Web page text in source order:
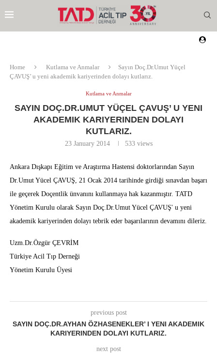
Home Kutlama ve Anmalar
Sayın Doç.Dr.Umut Yüçel
ÇAVUŞ’ u yeni akademik kariyerinden dolayı kutlarız.
Kutlama ve Anmalar
SAYIN DOÇ.DR.UMUT YÜÇEL ÇAVUŞ’ U YENI
AKADEMIK KARIYERINDEN DOLAYI
KUTLARIZ.
23 January 2014 533views
Ankara Dışkapı Eğitim ve Araştırma Hastensi doktorlarından Sayın
Dr.Umut Yücel ÇAVUŞ, 21 Ocak 2014 tarihinde girdiği sınavdan başarı
ile geçerek Doçentlik ünvanını kullanmaya hak kazanmıştır. TATD
Yönetim Kurulu olarak Sayın Doç.Dr.Umut Yücel ÇAVUŞ' u yeni
akademik kariyerinden dolayı tebrik eder başarılarının devamını dileriz.
Uzm.Dr.Özgür ÇEVRİM
Türkiye Acil Tıp Derneği
Yönetim Kurulu Üyesi
previous post
SAYIN DOÇ.DR.AYHAN ÖZHASENEKLER’ I YENI AKADEMIK
KARIYERINDEN DOLAYI KUTLARIZ.
next post